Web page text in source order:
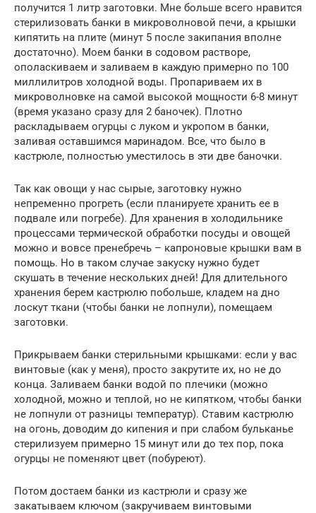
получится 1 литр заготовки. Мне больше всего нравится
стерилизовать банки в микроволновой печи, а крышки
кипятить на плите (минут 5 после закипания вполне
достаточно). Моем банки в содовом растворе,
ополаскиваем и заливаем в каждую примерно по 100
миллилитров холодной воды. Пропариваем их в
микроволновке на самой высокой мощности 6-8 минут
(время указано сразу для 2 баночек). Плотно
раскладываем огурцы с луком и укропом в банки,
заливая оставшимся маринадом. Все, что было в
кастрюле, полностью уместилось в эти две баночки.
Так как овощи у нас сырые, заготовку нужно
непременно прогреть (если планируете хранить ее в
подвале или погребе). Для хранения в холодильнике
процессами термической обработки посуды и овощей
можно и вовсе пренебречь – капроновые крышки вам в
помощь. Но в таком случае закуску нужно будет
скушать в течение нескольких дней! Для длительного
хранения берем кастрюлю побольше, кладем на дно
лоскут ткани (чтобы банки не лопнули), помещаем
заготовки.
Прикрываем банки стерильными крышками: если у вас
винтовые (как у меня), просто закрутите их, но не до
конца. Заливаем банки водой по плечики (можно
холодной, можно и теплой, но не кипятком, чтобы банки
не лопнули от разницы температур). Ставим кастрюлю
на огонь, доводим до кипения и при слабом бульканье
стерилизуем примерно 15 минут или до тех пор, пока
огурцы не поменяют цвет (побуреют).
Потом достаем банки из кастрюли и сразу же
закатываем ключом (закручиваем винтовыми